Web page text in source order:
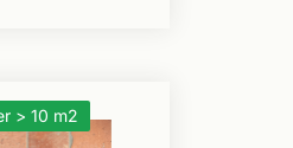
> 10 m2